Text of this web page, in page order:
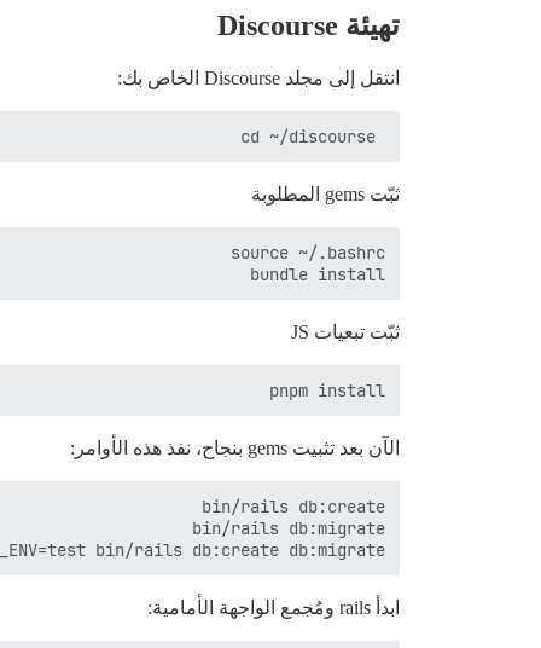
تهيئة Discourse
انتقل إلى مجلد Discourse الخاص بك:
ثبّت gems المطلوبة
bundle install
ثبّت تبعيات JS
pnpm install
الآن بعد تثبيت gems بنجاح، نفذ هذه الأوامر:
bin/rails db:create db:migrate
ابدأ rails ومُجمع الواجهة الأمامية: